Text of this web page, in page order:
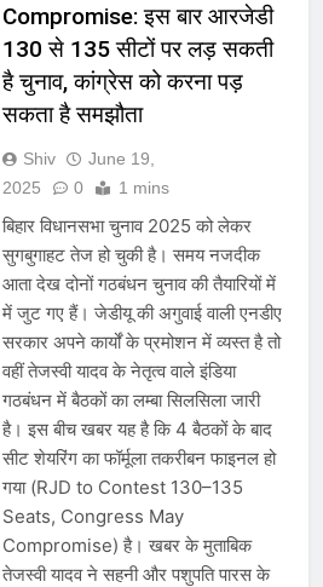
Compromise: इस बार आरजेडी
130 से 135 सीटों पर लड़ सकती
है चुनाव, कांग्रेस को करना पड़
सकता है समझौता
Shiv
June 19,
2025
0 1 mins
बिहार विधानसभा चुनाव 2025 को लेकर
सुगबुगाहट तेज हो चुकी है। समय नजदीक
आता देख दोनों गठबंधन चुनाव की तैयारियों में
में जुट गए हैं। जेडीयू की अगुवाई वाली एनडीए
सरकार अपने कार्यों के प्रमोशन में व्यस्त है तो
वहीं तेजस्वी यादव के नेतृत्व वाले इंडिया
गठबंधन में बैठकों का लम्बा सिलसिला जारी
है। इस बीच खबर यह है कि 4 बैठकों के बाद
सीट शेयरिंग का फॉर्मूला तकरीबन फाइनल हो
गया (RJD to Contest 130–135
Seats, Congress May
Compromise) है। खबर के मुताबिक
तेजस्वी यादव ने सहनी और पशुपति पारस के